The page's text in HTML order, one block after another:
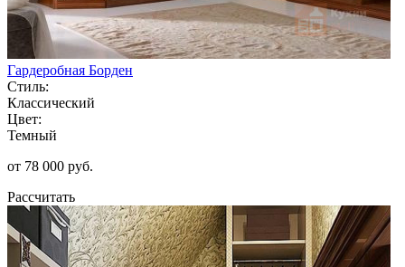
Гардеробная Борден
Стиль:
Классический
Цвет:
Темный
от 78 000 руб.
Рассчитать